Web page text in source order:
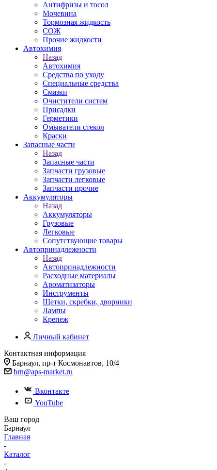
Антифризы и тосол
Мочевина
Тормозная жидкость
СОЖ
Прочие жидкости
Автохимия
Назад
Автохимия
Средства по уходу
Специальные средства
Смазки
Очистители систем
Присадки
Герметики
Омыватели стекол
Краски
Запасные части
Назад
Запасные части
Запчасти грузовые
Запчасти легковые
Запчасти прочие
Аккумуляторы
Назад
Аккумуляторы
Грузовые
Легковые
Сопутствующие товары
Автопринадлежности
Назад
Автопринадлежности
Расходные материалы
Ароматизаторы
Инструменты
Щетки, скребки, дворники
Лампы
Крепеж
Личный кабинет
Контактная информация
Барнаул, пр-т Космонавтов, 10/4
brn@aps-market.ru
Вконтакте
YouTube
Ваш город
Барнаул
Главная
-
Каталог
-